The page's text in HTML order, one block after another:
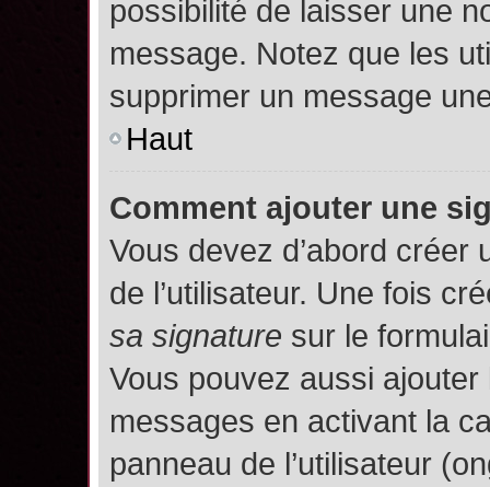
possibilité de laisser une
message. Notez que les
supprimer un message
Haut
Comment ajouter une
Vous devez d’abord
de l’utilisateur. Une fois
sa signature sur le
Vous pouvez aussi
messages en activant la
panneau de l’utilisateur